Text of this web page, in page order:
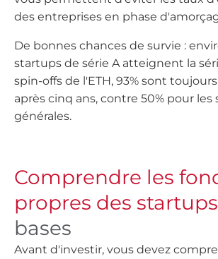
des entreprises en phase
De bonnes chances de survie :
startups de série A atteignent la
spin-offs de l'ETH, 93% sont
après cinq ans, contre 50% pour les
générales.
Comprendre les
propres des
bases
Avant d'investir, vous devez